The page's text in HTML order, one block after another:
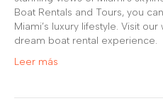
Boat Rentals and Tours, you
Miami’s luxury lifestyle. Visit
dream boat rental experience.
Leer más